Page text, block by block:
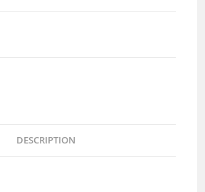
DESCRIPTION